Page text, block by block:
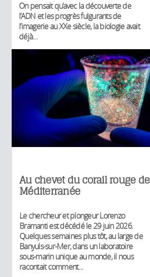
On pensait qu’avec la découverte de
l’ADN et les progrès fulgurants de
l’imagerie au XXe siècle, la biologie avait
déjà...
Au chevet du corail rouge de
Méditerranée
Le chercheur et plongeur Lorenzo
Bramanti est décédé le 29 juin 2026.
Quelques semaines plus tôt, au large de
Banyuls-sur-Mer, dans un laboratoire
sous-marin unique au monde, il nous
racontait comment...